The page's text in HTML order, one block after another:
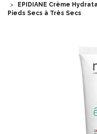
EPIDIANE Crème
Pieds Secs à Très Secs